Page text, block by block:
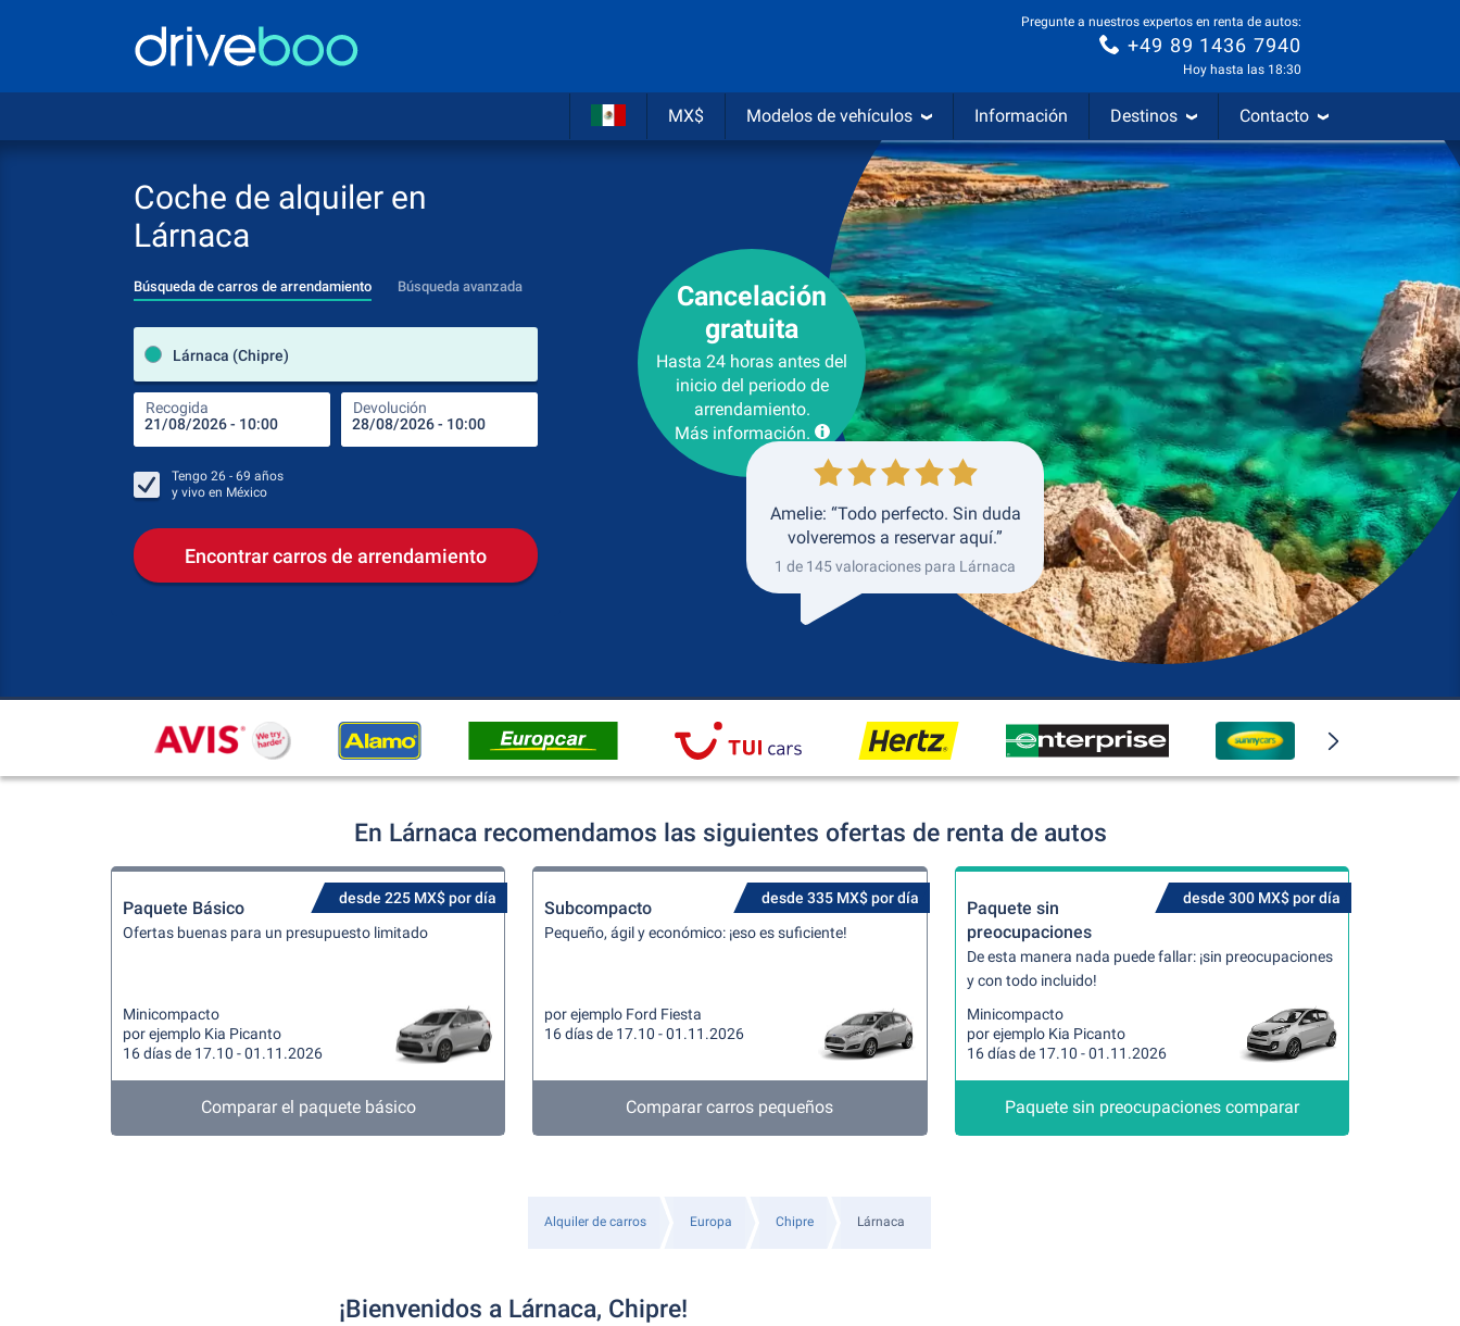
Pregunte a nuestros expertos en renta de autos:
+49 89 1436 7940
Hoy hasta las 18:30
MX$ Modelos de vehículos Información Destinos Contacto
Coche de alquiler en
Lárnaca
Búsqueda de carros de arrendamiento Búsqueda avanzada
Lárnaca (Chipre)
Recogida Devolución
lugar de arrendamiento
Lugar de devolución
Devolución
Tengo 26 - 69 años
y vivo en México
Encontrar carros de arrendamiento
Cancelación
gratuita
Hasta 24 horas antes del
inicio del periodo de
arrendamiento.
Más información.
Amelie: “Todo perfecto. Sin duda
volveremos a reservar aquí.”
1 de 145 valoraciones para Lárnaca
En Lárnaca recomendamos las siguientes ofertas de renta de autos
desde 225 MX$ por día
Paquete Básico
Ofertas buenas para un presupuesto limitado
Minicompacto
por ejemplo Kia Picanto
16 días de 17.10 - 01.11.2026
Comparar el paquete básico
desde 335 MX$ por día
Subcompacto
Pequeño, ágil y económico: ¡eso es suficiente!
por ejemplo Ford Fiesta
16 días de 17.10 - 01.11.2026
Comparar carros pequeños
desde 300 MX$ por día
Paquete sin
preocupaciones
De esta manera nada puede fallar: ¡sin preocupaciones
y con todo incluido!
Minicompacto
por ejemplo Kia Picanto
16 días de 17.10 - 01.11.2026
Paquete sin preocupaciones comparar
Alquiler de carros Europa Chipre Lárnaca
¡Bienvenidos a Lárnaca, Chipre!